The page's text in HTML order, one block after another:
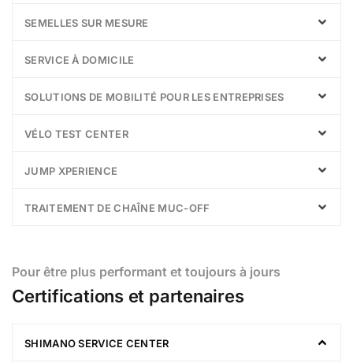
SEMELLES SUR MESURE
SERVICE À DOMICILE
SOLUTIONS DE MOBILITÉ POUR LES ENTREPRISES
VÉLO TEST CENTER
JUMP XPERIENCE
TRAITEMENT DE CHAÎNE MUC-OFF
Pour être plus performant et toujours à jours
Certifications et partenaires
SHIMANO SERVICE CENTER